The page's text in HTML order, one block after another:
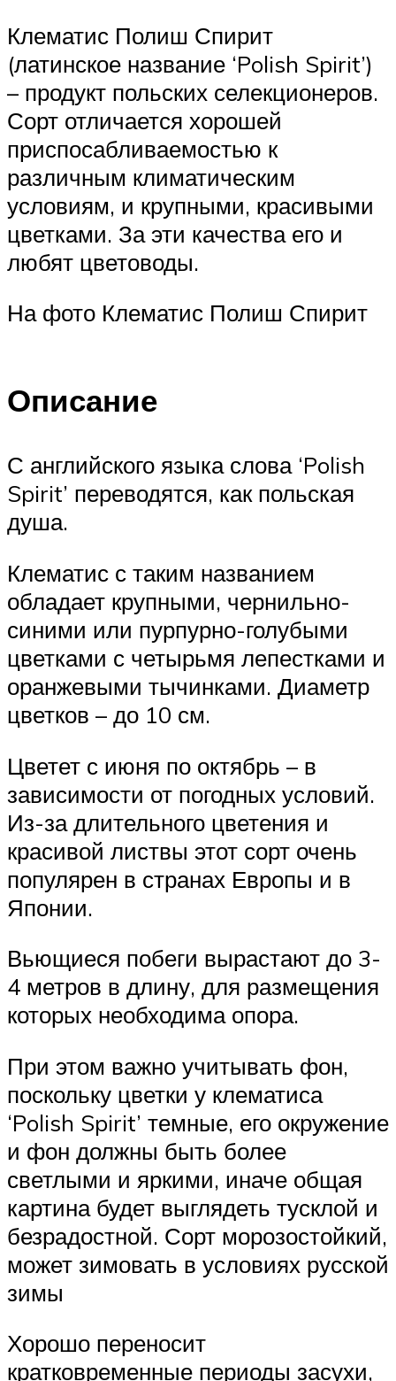
Клематис Полиш Спирит
(латинское название ‘Polish Spirit’)
– продукт польских селекционеров.
Сорт отличается хорошей
приспосабливаемостью к
различным климатическим
условиям, и крупными, красивыми
цветками. За эти качества его и
любят цветоводы.
На фото Клематис Полиш Спирит
Описание
С английского языка слова ‘Polish
Spirit’ переводятся, как польская
душа.
Клематис с таким названием
обладает крупными, чернильно-
синими или пурпурно-голубыми
цветками с четырьмя лепестками и
оранжевыми тычинками. Диаметр
цветков – до 10 см.
Цветет с июня по октябрь – в
зависимости от погодных условий.
Из-за длительного цветения и
красивой листвы этот сорт очень
популярен в странах Европы и в
Японии.
Вьющиеся побеги вырастают до 3-
4 метров в длину, для размещения
которых необходима опора.
При этом важно учитывать фон,
поскольку цветки у клематиса
‘Polish Spirit’ темные, его окружение
и фон должны быть более
светлыми и яркими, иначе общая
картина будет выглядеть тусклой и
безрадостной. Сорт морозостойкий,
может зимовать в условиях русской
зимы
Хорошо переносит
кратковременные периоды засухи,